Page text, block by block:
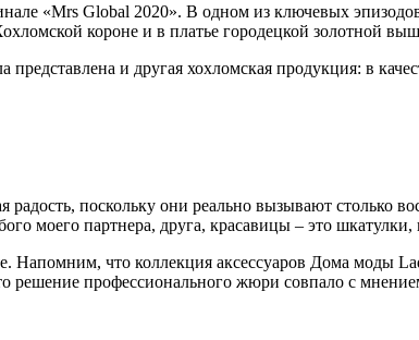
«Mrs Global 2020». В одном из ключевых
короне и в платье городецкой золотной
и другая хохломская продукция: в
поскольку они реально вызывают столько
моего партнера, друга, красавицы – это
Напомним, что коллекция аксессуаров Дома моды
профессионального жюри совпало с